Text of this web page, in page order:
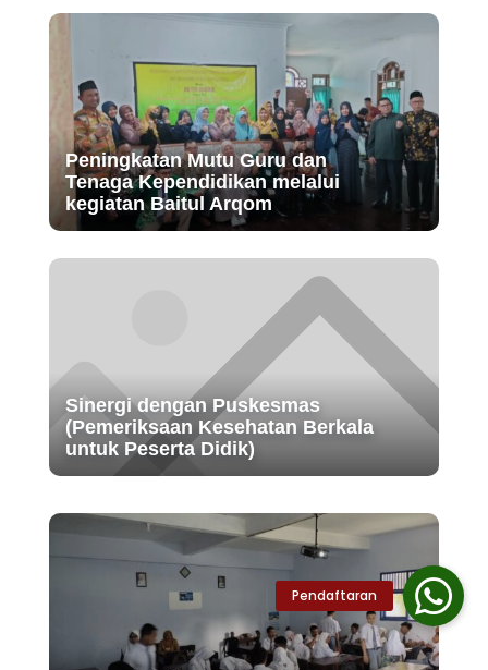
Peningkatan Mutu Guru dan
Tenaga Kependidikan melalui
kegiatan Baitul Arqom
Sinergi dengan Puskesmas
(Pemeriksaan Kesehatan Berkala
untuk Peserta Didik)